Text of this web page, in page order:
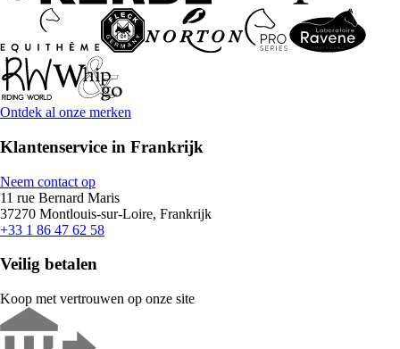
Ontdek al onze merken
Klantenservice in Frankrijk
Neem contact op
11 rue Bernard Maris
37270 Montlouis-sur-Loire, Frankrijk
+33 1 86 47 62 58
Veilig betalen
Koop met vertrouwen op onze site